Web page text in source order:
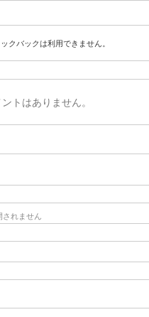
ックバックは利用できません。
トはありません。
れません